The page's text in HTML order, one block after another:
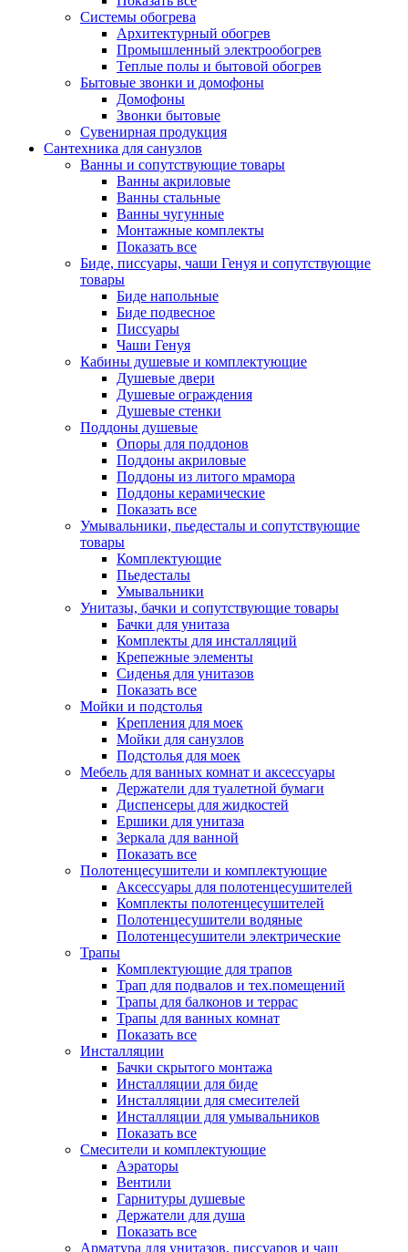
Системы обогрева
Архитектурный обогрев
Промышленный электрообогрев
Теплые полы и бытовой обогрев
Бытовые звонки и домофоны
Домофоны
Звонки бытовые
Сувенирная продукция
Сантехника для санузлов
Ванны и сопутствующие товары
Ванны акриловые
Ванны стальные
Ванны чугунные
Монтажные комплекты
Показать все
Биде, писсуары, чаши Генуя и сопутствующие
товары
Биде напольные
Биде подвесное
Писсуары
Чаши Генуя
Кабины душевые и комплектующие
Душевые двери
Душевые ограждения
Душевые стенки
Поддоны душевые
Опоры для поддонов
Поддоны акриловые
Поддоны из литого мрамора
Поддоны керамические
Показать все
Умывальники, пьедесталы и сопутствующие
товары
Комплектующие
Пьедесталы
Умывальники
Унитазы, бачки и сопутствующие товары
Бачки для унитаза
Комплекты для инсталляций
Крепежные элементы
Сиденья для унитазов
Показать все
Мойки и подстолья
Крепления для моек
Мойки для санузлов
Подстолья для моек
Мебель для ванных комнат и аксессуары
Держатели для туалетной бумаги
Диспенсеры для жидкостей
Ершики для унитаза
Зеркала для ванной
Показать все
Полотенцесушители и комплектующие
Аксессуары для полотенцесушителей
Комплекты полотенцесушителей
Полотенцесушители водяные
Полотенцесушители электрические
Трапы
Комплектующие для трапов
Трап для подвалов и тех.помещений
Трапы для балконов и террас
Трапы для ванных комнат
Показать все
Инсталляции
Бачки скрытого монтажа
Инсталляции для биде
Инсталляции для смесителей
Инсталляции для умывальников
Показать все
Смесители и комплектующие
Аэраторы
Вентили
Гарнитуры душевые
Держатели для душа
Показать все
Арматура для унитазов, писсуаров и чаш